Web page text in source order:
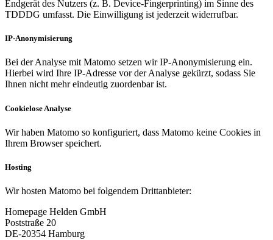
Endgerät des Nutzers (z. B. Device-Fingerprinting) im Sinne des
TDDDG umfasst. Die Einwilligung ist jederzeit widerrufbar.
IP-Anonymisierung
Bei der Analyse mit Matomo setzen wir IP-Anonymisierung ein.
Hierbei wird Ihre IP-Adresse vor der Analyse gekürzt, sodass Sie
Ihnen nicht mehr eindeutig zuordenbar ist.
Cookielose Analyse
Wir haben Matomo so konfiguriert, dass Matomo keine Cookies in
Ihrem Browser speichert.
Hosting
Wir hosten Matomo bei folgendem Drittanbieter:
Homepage Helden GmbH
Poststraße 20
DE-20354 Hamburg